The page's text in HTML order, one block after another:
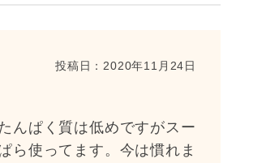
投稿日： 2020年11月24日
んぱく質は低めですがスー
ら使ってます。今は慣れま